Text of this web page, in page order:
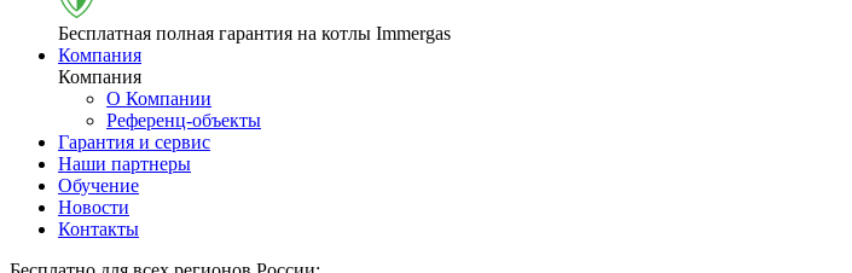
Бесплатная полная гарантия на котлы Immergas
Компания
Компания
О Компании
Референц-объекты
Гарантия и сервис
Наши партнеры
Обучение
Новости
Контакты